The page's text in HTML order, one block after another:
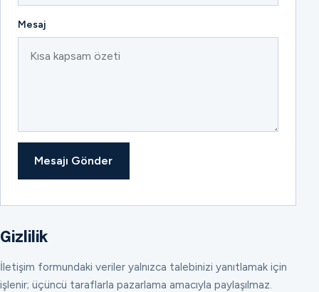
Mesaj
Mesajı Gönder
Gizlilik
İletişim formundaki veriler yalnızca talebinizi yanıtlamak için
işlenir; üçüncü taraflarla pazarlama amacıyla paylaşılmaz.